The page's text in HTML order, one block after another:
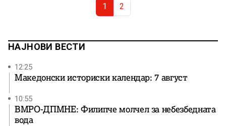
Current Page
1 Page
2
НАЈНОВИ ВЕСТИ
12:25
Македонски историски календар: 7 август
10:55
ВМРО-ДПМНЕ: Филипче молчел за небезбедната
вода